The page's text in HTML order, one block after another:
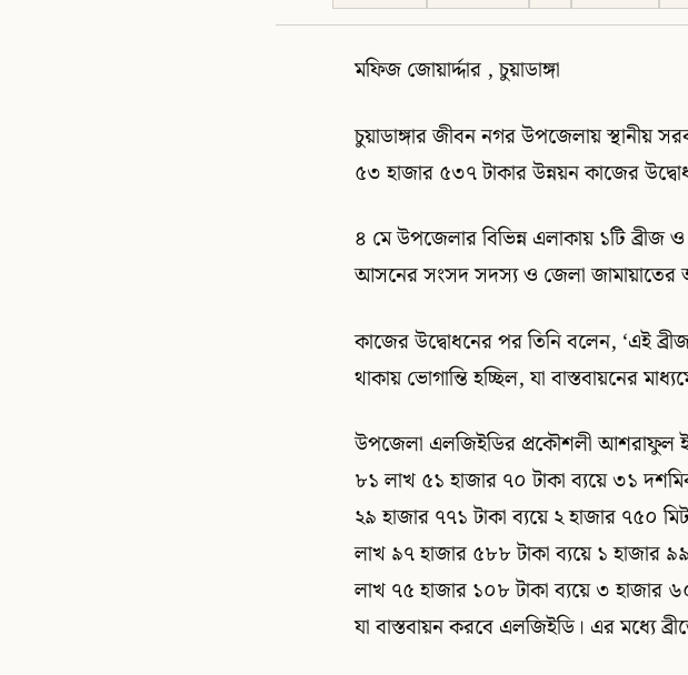
মফিজ জোয়ার্দ্দার , চুয়াডাঙ্গা
চুয়াডাঙ্গার জীবন নগর উপজেলায় স্থানীয়
৫৩ হাজার ৫৩৭ টাকার উন্নয়ন কাজের
৪ মে উপজেলার বিভিন্ন এলাকায় ১টি
আসনের সংসদ সদস্য ও জেলা
কাজের উদ্বোধনের পর তিনি বলেন, ‘এই
থাকায় ভোগান্তি হচ্ছিল, যা বাস্তবায়নের
উপজেলা এলজিইডির প্রকৌশলী আশরাফুল
৮১ লাখ ৫১ হাজার ৭০ টাকা ব্যয়ে ৩১
২৯ হাজার ৭৭১ টাকা ব্যয়ে ২ হাজার ৭৫০
লাখ ৯৭ হাজার ৫৮৮ টাকা ব্যয়ে ১ হাজার
লাখ ৭৫ হাজার ১০৮ টাকা ব্যয়ে ৩ হাজার
যা বাস্তবায়ন করবে এলজিইডি। এর মধ্যে